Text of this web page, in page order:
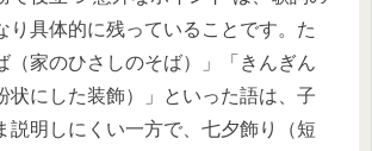
り具体的に残っていることです。た
（家のひさしのそば）」「きんぎん
状にした装飾）」といった語は、子
説明しにくい一方で、七夕飾り（短